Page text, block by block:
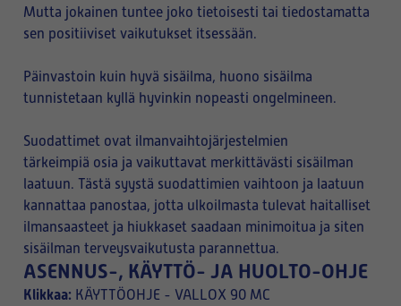
Mutta jokainen tuntee joko tietoisesti tai tiedostamatta
sen positiiviset vaikutukset itsessään.
Päinvastoin kuin hyvä sisäilma, huono sisäilma
tunnistetaan kyllä hyvinkin nopeasti ongelmineen.
Suodattimet ovat ilmanvaihtojärjestelmien
tärkeimpiä osia ja vaikuttavat merkittävästi sisäilman
laatuun. Tästä syystä suodattimien vaihtoon ja laatuun
kannattaa panostaa, jotta ulkoilmasta tulevat haitalliset
ilmansaasteet ja hiukkaset saadaan minimoitua ja siten
sisäilman terveysvaikutusta parannettua.
ASENNUS-, KÄYTTÖ- JA HUOLTO-OHJE
Klikkaa: KÄYTTÖOHJE - VALLOX 90 MC